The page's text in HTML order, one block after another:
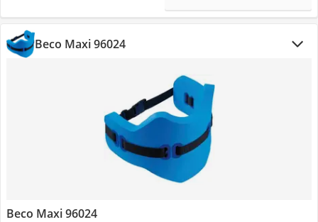
Beco Maxi 96024
Beco Maxi 96024